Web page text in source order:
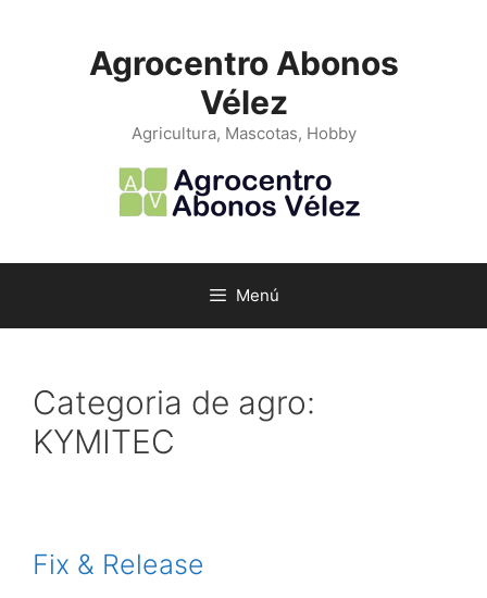
Agrocentro Abonos
Vélez
Agricultura, Mascotas, Hobby
Menú
Categoria de agro:
KYMITEC
Fix & Release